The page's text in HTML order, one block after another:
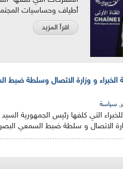
أطياف وحساسيات
اقرأ المزيد
الخبراء و وزارة الاتصال وسلطة
, سياسة
التي كلفها رئيس الجمهورية
الاتصال و سلطة ضبط السمعي